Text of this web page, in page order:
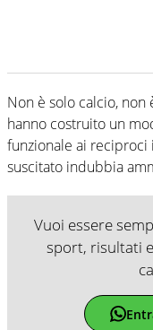
Non è solo calcio, non
hanno costruito un
funzionale ai reciproci
suscitato indubbia
Vuoi essere
sport, risultati